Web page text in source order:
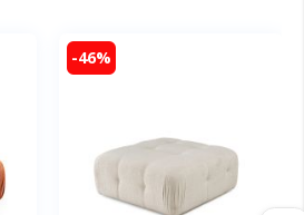
-46%